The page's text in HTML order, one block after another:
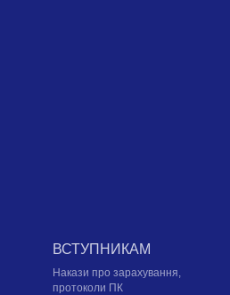
ВСТУПНИКАМ
Накази про зарахування,
протоколи ПК